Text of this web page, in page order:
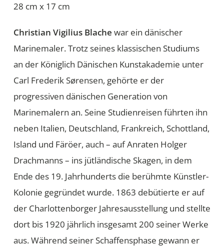
28 cm x 17 cm
Christian Vigilius Blache war ein dänischer
Marinemaler. Trotz seines klassischen Studiums
an der Königlich Dänischen Kunstakademie unter
Carl Frederik Sørensen, gehörte er der
progressiven dänischen Generation von
Marinemalern an. Seine Studienreisen führten ihn
neben Italien, Deutschland, Frankreich, Schottland,
Island und Färöer, auch – auf Anraten Holger
Drachmanns – ins jütländische Skagen, in dem
Ende des 19. Jahrhunderts die berühmte Künstler-
Kolonie gegründet wurde. 1863 debütierte er auf
der Charlottenborger Jahresausstellung und stellte
dort bis 1920 jährlich insgesamt 200 seiner Werke
aus. Während seiner Schaffensphase gewann er